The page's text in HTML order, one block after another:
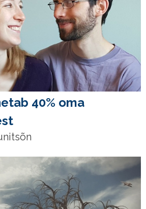
40% oma